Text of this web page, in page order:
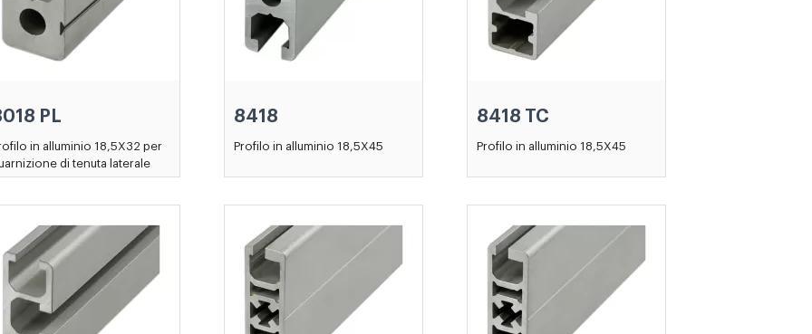
PL
in alluminio 18,5X32 per
di tenuta laterale
8418
Profilo in alluminio 18,5X45
8418 TC
Profilo in alluminio 18,5X45